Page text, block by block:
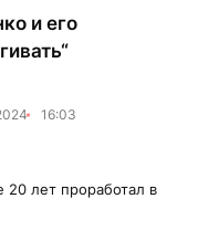
и его
16:03
20 лет проработал в